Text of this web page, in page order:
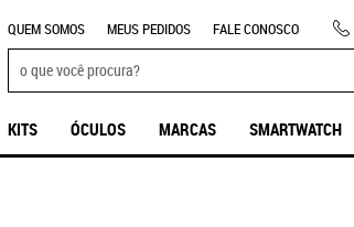
QUEM SOMOS MEUS PEDIDOS FALE CONOSCO
KITS ÓCULOS MARCAS SMARTWATCH